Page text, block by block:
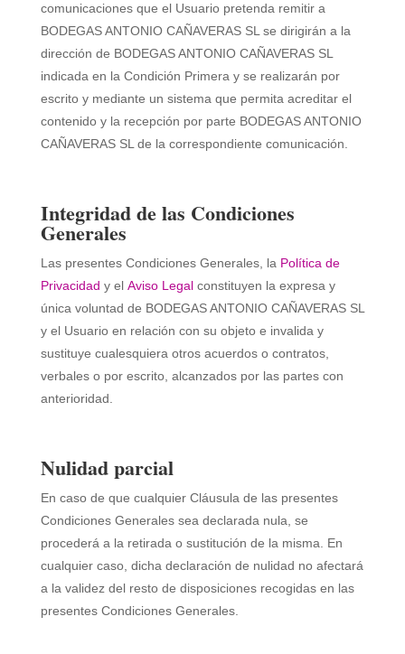
comunicaciones que el Usuario pretenda remitir a
BODEGAS ANTONIO CAÑAVERAS SL se dirigirán a la
dirección de BODEGAS ANTONIO CAÑAVERAS SL
indicada en la Condición Primera y se realizarán por
escrito y mediante un sistema que permita acreditar el
contenido y la recepción por parte BODEGAS ANTONIO
CAÑAVERAS SL de la correspondiente comunicación.
Integridad de las Condiciones
Generales
Las presentes Condiciones Generales, la Política de
Privacidad y el Aviso Legalconstituyen la expresa y
única voluntad de BODEGAS ANTONIO CAÑAVERAS SL
y el Usuario en relación con su objeto e invalida y
sustituye cualesquiera otros acuerdos o contratos,
verbales o por escrito, alcanzados por las partes con
anterioridad.
Nulidad parcial
En caso de que cualquier Cláusula de las presentes
Condiciones Generales sea declarada nula, se
procederá a la retirada o sustitución de la misma. En
cualquier caso, dicha declaración de nulidad no afectará
a la validez del resto de disposiciones recogidas en las
presentes Condiciones Generales.